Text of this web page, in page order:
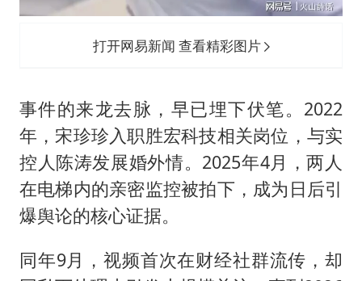
打开网易新闻 查看精彩图片
事件的来龙去脉，早已埋下伏笔。2022
年，宋珍珍入职胜宏科技相关岗位，与实
控人陈涛发展婚外情。2025年4月，两人
在电梯内的亲密监控被拍下，成为日后引
爆舆论的核心证据。
同年9月，视频首次在财经社群流传，却